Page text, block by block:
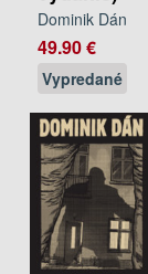
Dominik Dán
49.90 €
Vypredané